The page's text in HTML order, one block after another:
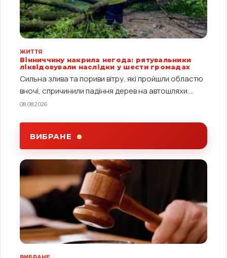
ЖИТТЯ
Вінниччину накрила негода: рятувальники
ліквідовували наслідки у шести громадах
Сильна злива та пориви вітру, які пройшли областю
вночі, спричинили падіння дерев на автошляхи....
08.08.2026
ВИБРАНЕ